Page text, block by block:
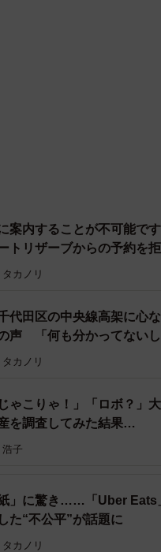
・街の住みここちランキング（
戸三宮A（JR東海道本線）
在家（阪神本線）
苦楽園口（阪急甲陽線）
楽園口（阪急甲陽線）
苦楽園口（阪急甲陽線）
崎松江海岸（山陽電鉄本
楽園口（阪急甲陽線）
（地下鉄西神・山手線）
に案内することが不可能で
リザーブからの予約を
カノリ
代田区の中央線高架に心
声 「何も分かってないし
カノリ
じゃこりゃ！」「ロボ？
を調査してみた結果…
浩子
紙」に驚き……「Uber
た“不公平”が話題に
カノリ